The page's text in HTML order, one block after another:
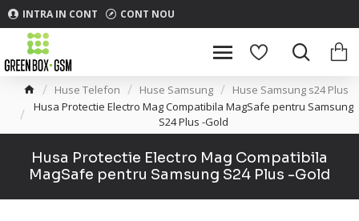
INTRA IN CONT CONT NOU
Huse Telefon Huse Samsung
Huse Samsung s24 Plus
Husa Protectie Electro Mag Compatibila MagSafe pentru Samsung
S24 Plus -Gold
Husa Protectie Electro Mag Compatibila
MagSafe pentru Samsung S24 Plus -Gold